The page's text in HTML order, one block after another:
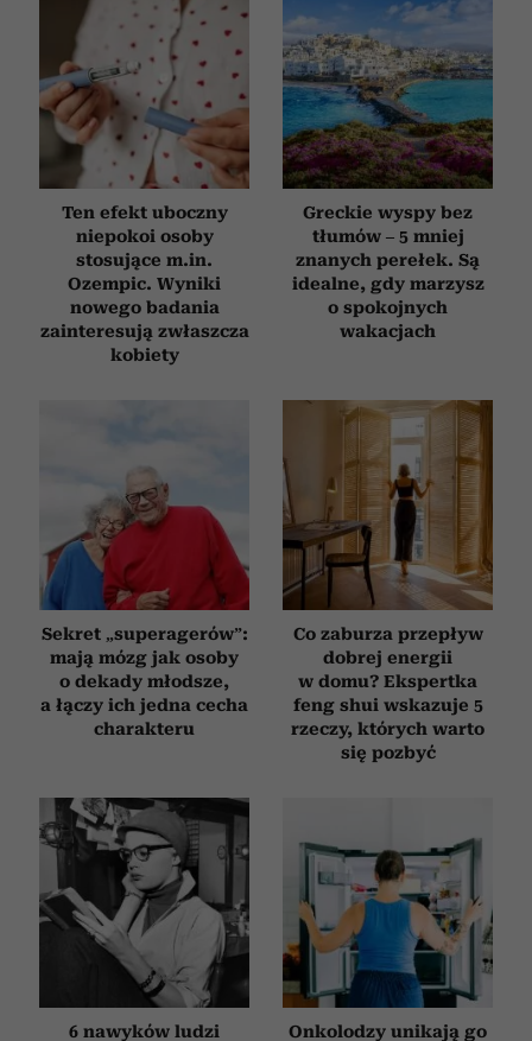
Ten efekt uboczny
niepokoi osoby
stosujące m.in.
Ozempic. Wyniki
nowego badania
zainteresują zwłaszcza
kobiety
Greckie wyspy bez
tłumów – 5 mniej
znanych perełek. Są
idealne, gdy marzysz
o spokojnych
wakacjach
Sekret „superagerów”:
mają mózg jak osoby
o dekady młodsze,
a łączy ich jedna cecha
charakteru
Co zaburza przepływ
dobrej energii
w domu? Ekspertka
feng shui wskazuje 5
rzeczy, których warto
się pozbyć
6 nawyków ludzi
Onkolodzy unikają go